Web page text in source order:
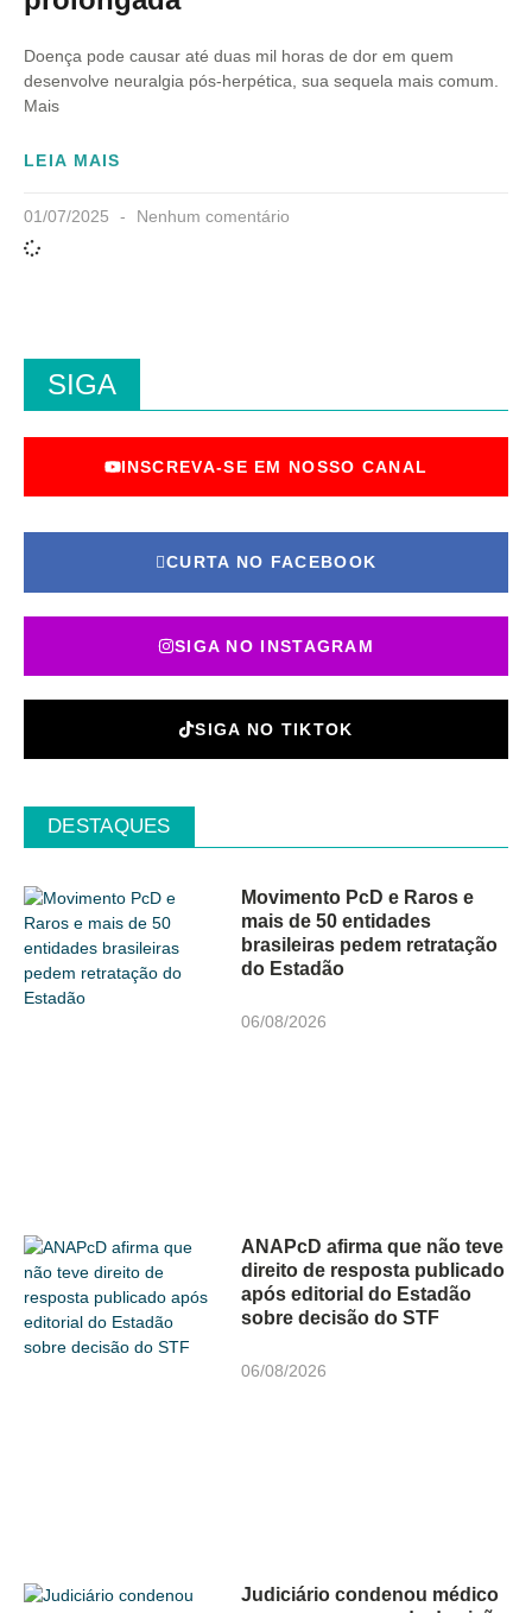
Doença pode causar até duas mil horas de dor em quem
desenvolve neuralgia pós-herpética, sua sequela mais comum.
Mais
LEIA MAIS
01/07/2025 Nenhum comentário
SIGA
INSCREVA-SE EM NOSSO CANAL
CURTA NO FACEBOOK
SIGA NO INSTAGRAM
SIGA NO TIKTOK
DESTAQUES
Movimento PcD e Raros e
mais de 50 entidades
brasileiras pedem retratação
do Estadão
06/08/2026
ANAPcD afirma que não teve
direito de resposta publicado
após editorial do Estadão
sobre decisão do STF
06/08/2026
Judiciário condenou médico